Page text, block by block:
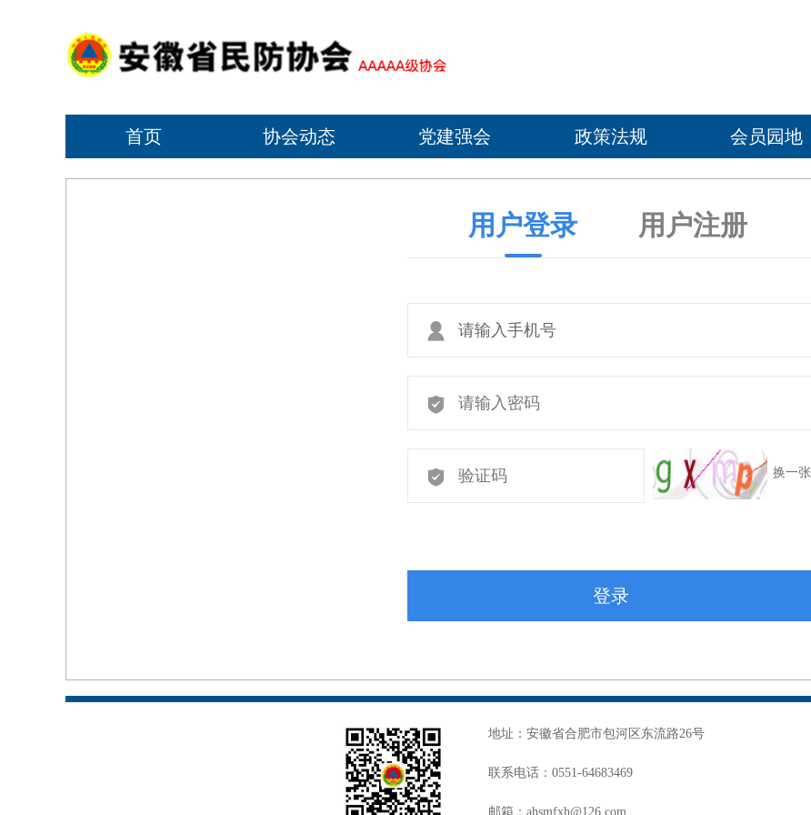
首页 协会动态 党建强会 政策法规 会员园地
用户登录 用户注册
换一张
登录
地址：安徽省合肥市包河区东流路26号
联系电话：0551-64683469
邮箱：ahsmfxh@126.com